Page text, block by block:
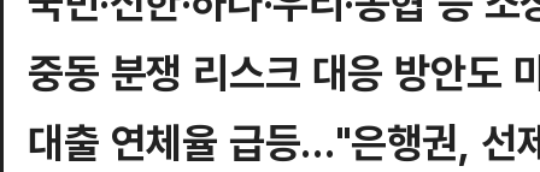
중동 분쟁 리스크 대응 방안도
대출 연체율 급등…"은행권, 선